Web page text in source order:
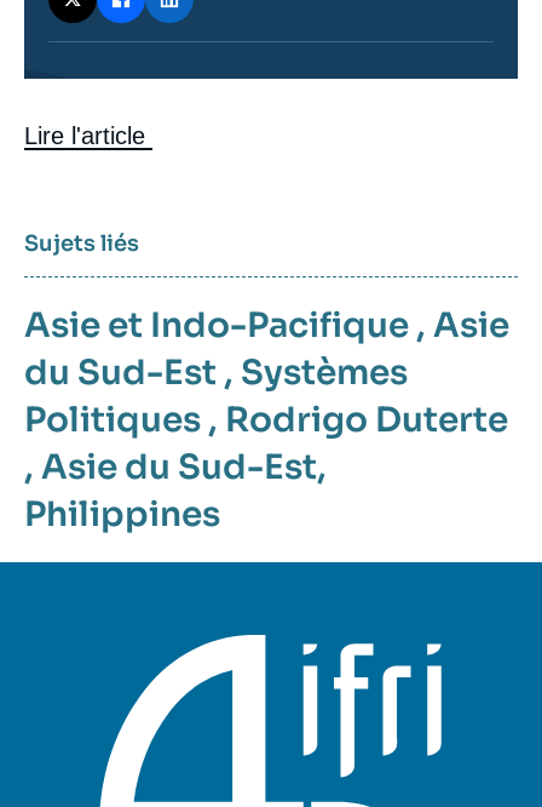
Contenu
intervention
Lire l'article
Sujets liés
Asie et Indo-Pacifique , Asie
du Sud-Est , Systèmes
Politiques , Rodrigo Duterte
, Asie du Sud-Est,
Philippines